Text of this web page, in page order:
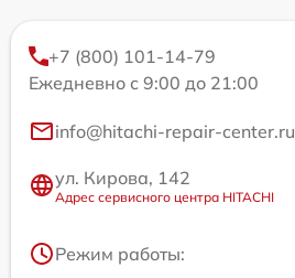
+7 (800) 101-14-79
Ежедневно с 9:00 до 21:00
info@hitachi-repair-center.ru
ул. Кирова, 142
Адрес сервисного центра HITACHI
Режим работы: